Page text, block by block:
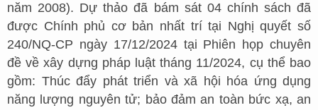
năm 2008). Dự thảo đã bám sát 04 chính sách đã
được Chính phủ cơ bản nhất trí tại Nghị quyết số
240/NQ-CP ngày 17/12/2024 tại Phiên họp chuyên
đề về xây dựng pháp luật tháng 11/2024, cụ thể bao
gồm: Thúc đẩy phát triển và xã hội hóa ứng dụng
năng lượng nguyên tử; bảo đảm an toàn bức xạ, an